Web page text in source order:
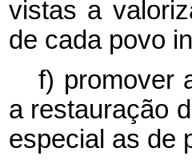
vistas a
de cada povo
f) promover
a restauração
especial as de